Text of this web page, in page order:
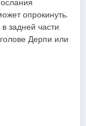
опрокинуть.
задней части
Дерпи или